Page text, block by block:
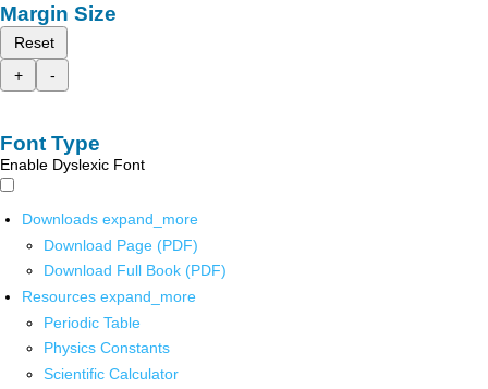
Margin Size
Reset
+
-
Font Type
Enable Dyslexic Font
Downloads expand_more
Download Page (PDF)
Download Full Book (PDF)
Resources expand_more
Periodic Table
Physics Constants
Scientific Calculator